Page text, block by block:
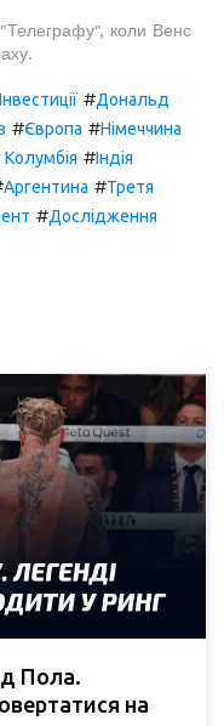
коли Венс
Інвестиції #Дональд
#Європа #Німеччина
#Індія
Аргентина #Третя
#Дослідження
Пола.
на